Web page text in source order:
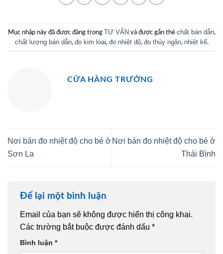
Mục nhập này đã được đăng trong TƯ VẤN và được gắn thẻ chất bán dẫn,
chất lượng bán dẫn, đo kim loại, đo nhiệt độ, đo thủy ngân, nhiệt kế.
CỬA HÀNG TRƯỞNG
Nơi bán đo nhiệt độ cho bé ở
Sơn La
Nơi bán đo nhiệt độ cho bé ở
Thái Bình
Để lại một bình luận
Email của bạn sẽ không được hiển thị công khai.
Các trường bắt buộc được đánh dấu *
Bình luận *